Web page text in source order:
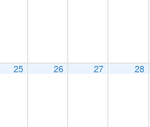
25 26 27 28